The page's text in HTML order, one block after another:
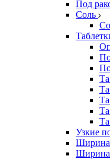
Под
Соль
Узкие
Ширина
Ширина